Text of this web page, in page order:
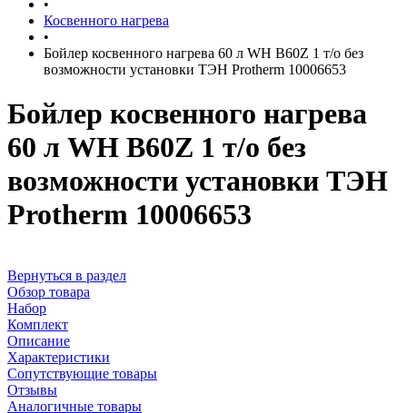
•
Косвенного нагрева
•
Бойлер косвенного нагрева 60 л WH B60Z 1 т/о без
возможности установки ТЭН Protherm 10006653
Бойлер косвенного нагрева
60 л WH B60Z 1 т/о без
возможности установки ТЭН
Protherm 10006653
Вернуться в раздел
Обзор товара
Набор
Комплект
Описание
Характеристики
Сопутствующие товары
Отзывы
Аналогичные товары